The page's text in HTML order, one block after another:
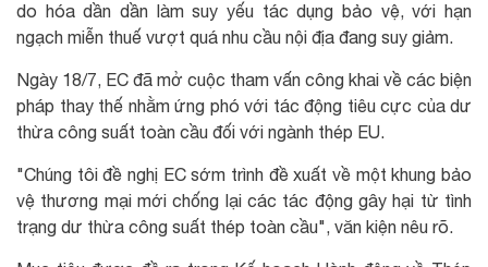
do hóa dần dần làm suy yếu tác dụng bảo vệ, với hạn
ngạch miễn thuế vượt quá nhu cầu nội địa đang suy giảm.
Ngày 18/7, EC đã mở cuộc tham vấn công khai về các biện
pháp thay thế nhằm ứng phó với tác động tiêu cực của dư
thừa công suất toàn cầu đối với ngành thép EU.
"Chúng tôi đề nghị EC sớm trình đề xuất về một khung bảo
vệ thương mại mới chống lại các tác động gây hại từ tình
trạng dư thừa công suất thép toàn cầu", văn kiện nêu rõ.